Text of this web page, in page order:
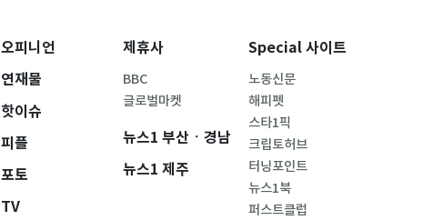
오피니언
연재물
핫이슈
피플
포토
TV
제휴사
BBC
글로벌마켓
뉴스1 부산ㆍ경남
뉴스1 제주
Special 사이트
노동신문
해피펫
스타1픽
크립토허브
터닝포인트
뉴스1북
퍼스트클럽